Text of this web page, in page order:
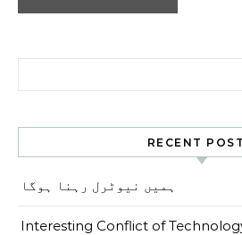
RECENT
ہمیں نیوٹرل رہنا ہوگا
Interesting Conflict of